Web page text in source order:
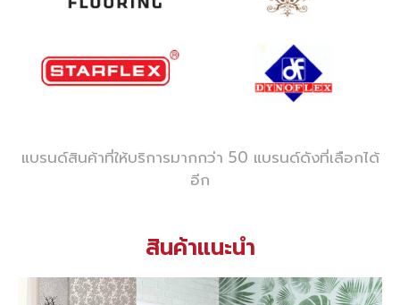
แบรนด์สินค้าที่ให้บริการมากกว่า 50 แบรนด์ดังที่เลือกได้
อีก
สินค้าแนะนำ